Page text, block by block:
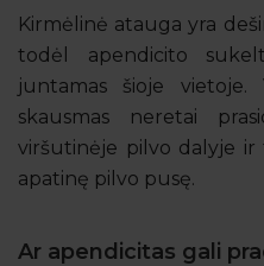
Kirmėlinė atauga yra
todėl apendicito
juntamas šioje
skausmas neretai
viršutinėje pilvo dalyje
apatinę pilvo pusę.
Ar apendicitas gali